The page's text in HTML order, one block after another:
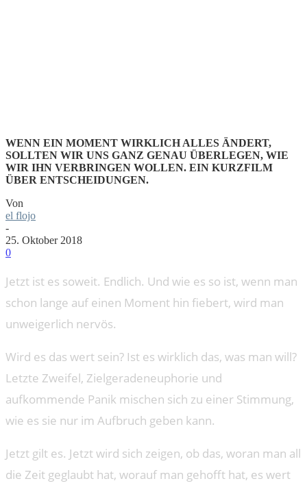
WENN EIN MOMENT WIRKLICH ALLES ÄNDERT,
SOLLTEN WIR UNS GANZ GENAU ÜBERLEGEN, WIE
WIR IHN VERBRINGEN WOLLEN. EIN KURZFILM
ÜBER ENTSCHEIDUNGEN.
Von
el flojo
-
25. Oktober 2018
0
Jetzt ist es soweit. Endlich. Und wie es so ist, wenn man
schon lange auf einen Moment hin fiebert, wird man
unweigerlich nervös.
Wird es das wert sein? Ist es wirklich das, was man will?
Letzte Zweifel, Zielgeradeneuphorie und
aufkommende Panik mischen sich zu einer Stimmung,
wie es sie nur im Aufbruch geben kann.
Jetzt gilt es. Jetzt wird sich zeigen, ob das, woran man all
die Zeit geglaubt hat, worauf man gehofft hat, es wert